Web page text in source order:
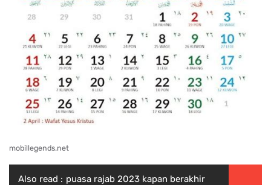
mobillegends.net
Also read : puasa rajab 2023 kapan berakhir